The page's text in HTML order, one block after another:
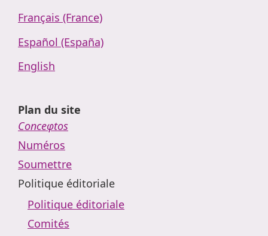
Français (France)
Español (España)
English
Plan du site
Conceφtos
Numéros
Soumettre
Politique éditoriale
Politique éditoriale
Comités